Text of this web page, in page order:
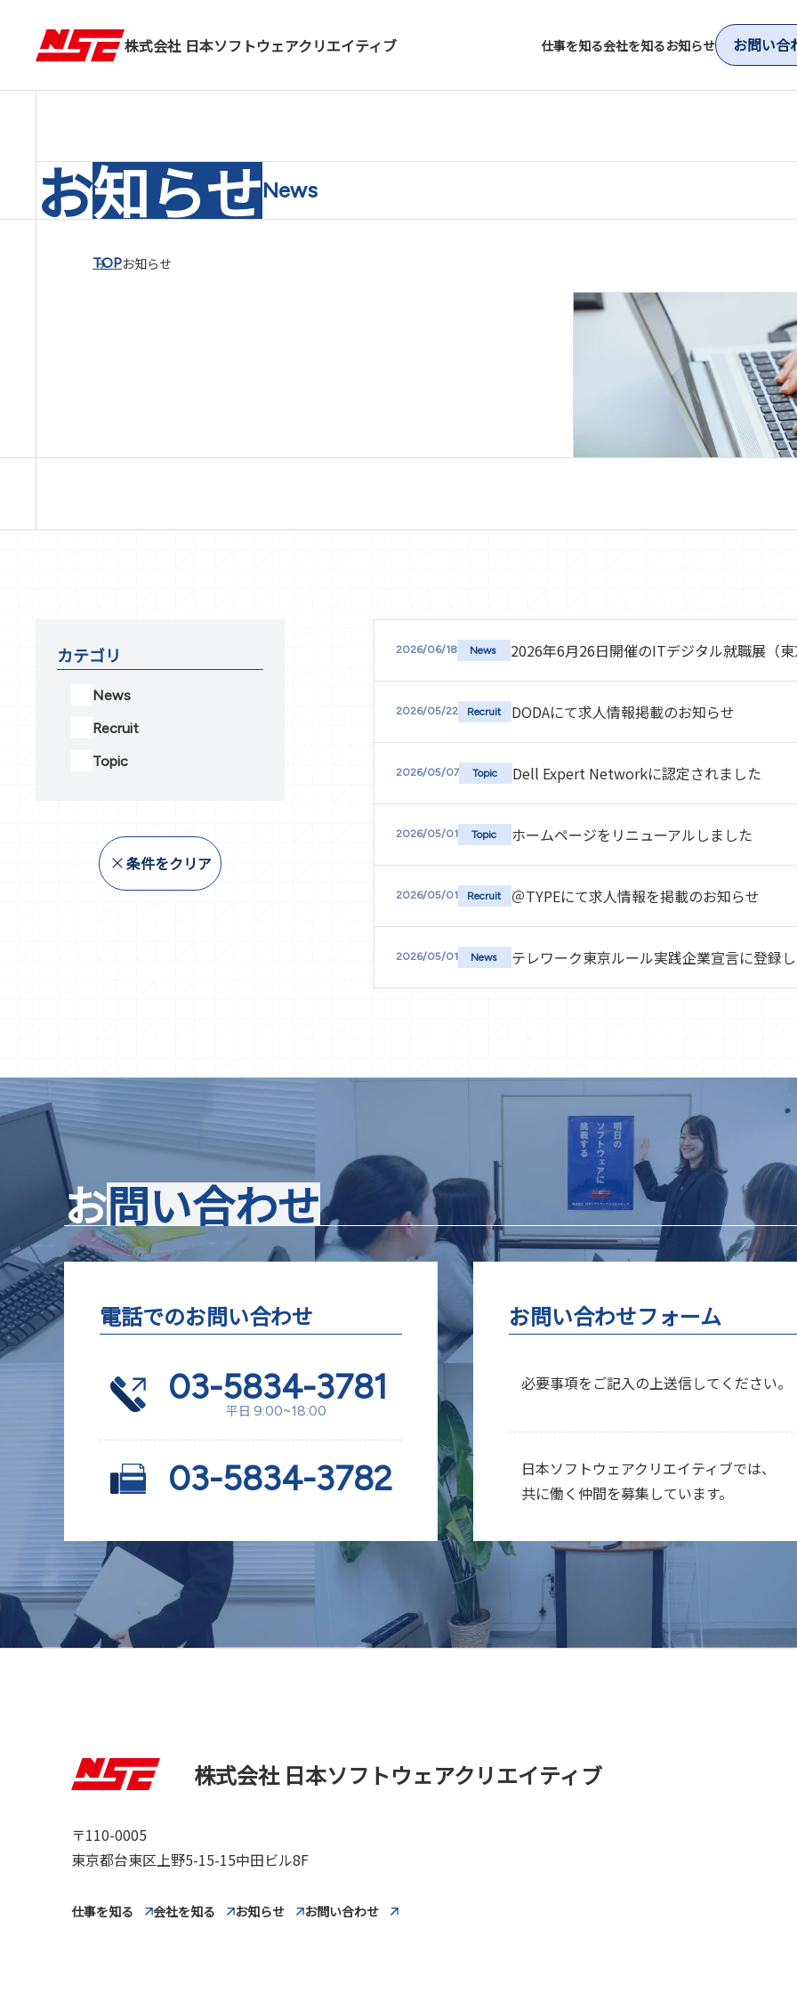
株式会社 日本ソフトウェアクリエイティブ 仕事を知る会社を知るお知らせ お問い合
お知らせNews
TOPお知らせ
カテゴリ
News
Recruit
Topic
条件をクリア
2026/06/18 News 2026年6月26日開催のITデジタル就職展（
2026/05/22 Recruit DODAにて求人情報掲載のお知らせ
2026/05/07 Topic Dell Expert Networkに認定されました
2026/05/01 Topic ホームページをリニューアルしました
2026/05/01 Recruit ＠TYPEにて求人情報を掲載のお知らせ
2026/05/01 News テレワーク東京ルール実践企業宣言に登録
お問い合わせ
電話でのお問い合わせ
03-5834-3781
平日 9:00~18:00
03-5834-3782
お問い合わせフォーム
必要事項をご記入の上送信してください。
日本ソフトウェアクリエイティブでは、
共に働く仲間を募集しています。
株式会社 日本ソフトウェアクリエイティブ
〒110-0005
東京都台東区上野5-15-15中田ビル8F
仕事を知る 会社を知る お知らせ お問い合わせ